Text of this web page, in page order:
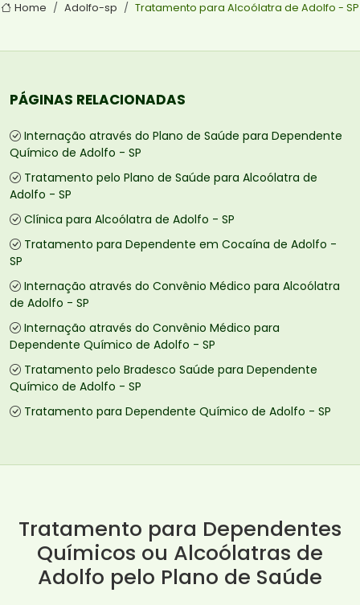
Home Adolfo-sp Tratamento para Alcoólatra de Adolfo - SP
PÁGINAS RELACIONADAS
Internação através do Plano de Saúde para Dependente
Químico de Adolfo - SP
Tratamento pelo Plano de Saúde para Alcoólatra de
Adolfo - SP
Clínica para Alcoólatra de Adolfo - SP
Tratamento para Dependente em Cocaína de Adolfo -
SP
Internação através do Convênio Médico para Alcoólatra
de Adolfo - SP
Internação através do Convênio Médico para
Dependente Químico de Adolfo - SP
Tratamento pelo Bradesco Saúde para Dependente
Químico de Adolfo - SP
Tratamento para Dependente Químico de Adolfo - SP
Tratamento para Dependentes
Químicos ou Alcoólatras de
Adolfo pelo Plano de Saúde